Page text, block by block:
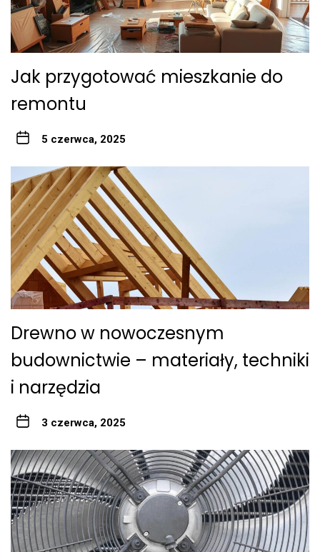
Jak przygotować mieszkanie do
remontu
5 czerwca, 2025
Drewno w nowoczesnym
budownictwie – materiały, techniki
i narzędzia
3 czerwca, 2025